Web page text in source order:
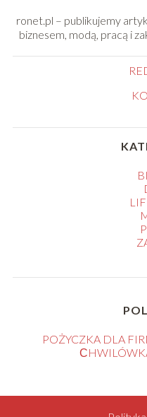
ronet.pl – publikujemy
biznesem, modą, pracą i
POŻYCZKA DLA